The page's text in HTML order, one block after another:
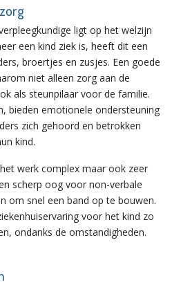
ligt op het welzijn
een kind ziek is, heeft dit een
broertjes en zusjes. Een goede
niet alleen zorg aan de
als steunpilaar voor de familie.
bieden emotionele ondersteuning
zich gehoord en betrokken
kind.
werk complex maar ook zeer
scherp oog voor non-verbale
om snel een band op te bouwen.
voor het kind zo
ondanks de omstandigheden.